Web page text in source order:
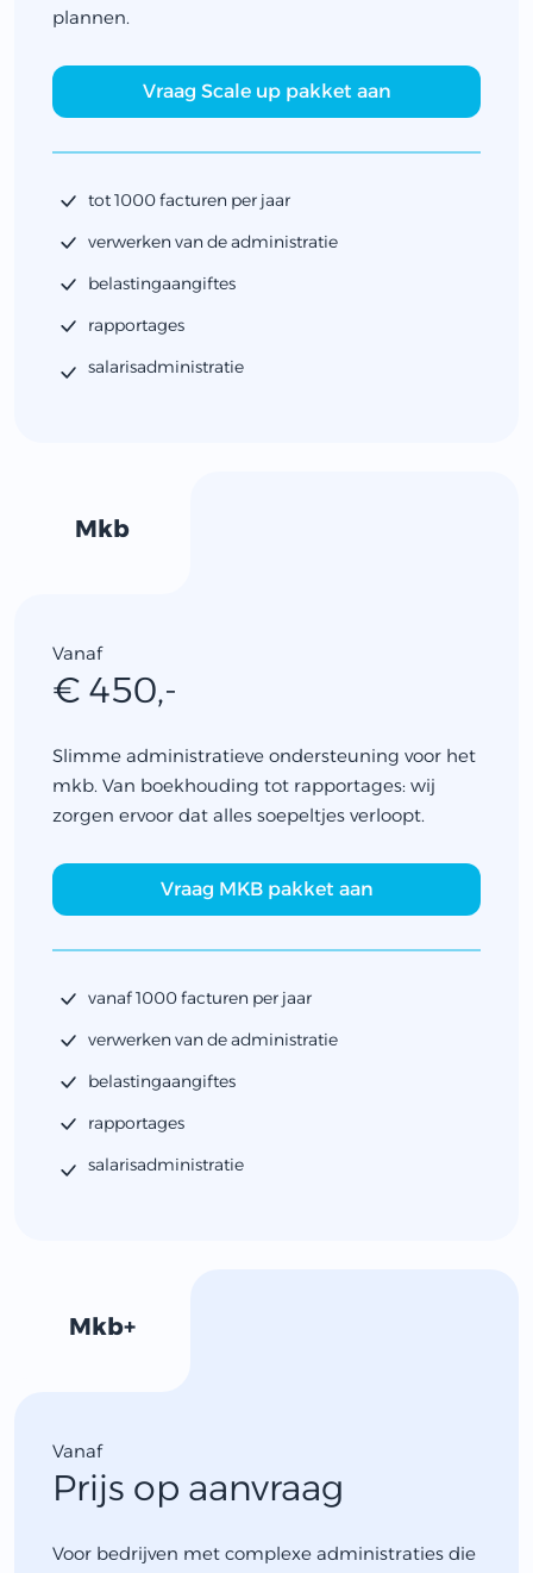
plannen.
Vraag Scale up pakket aan
tot 1000 facturen per jaar
verwerken van de administratie
belastingaangiftes
rapportages
salarisadministratie
Mkb
Vanaf
€ 450,-
Slimme administratieve ondersteuning voor het
mkb. Van boekhouding tot rapportages: wij
zorgen ervoor dat alles soepeltjes verloopt.
Vraag MKB pakket aan
vanaf 1000 facturen per jaar
verwerken van de administratie
belastingaangiftes
rapportages
salarisadministratie
Mkb+
Vanaf
Prijs op aanvraag
Voor bedrijven met complexe administraties die